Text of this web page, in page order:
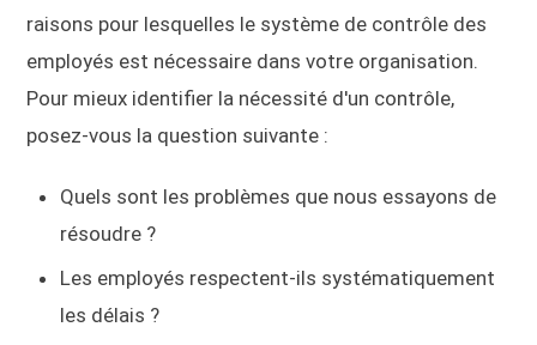
raisons pour lesquelles le système de contrôle des
employés est nécessaire dans votre organisation.
Pour mieux identifier la nécessité d'un contrôle,
posez-vous la question suivante :
Quels sont les problèmes que nous essayons de
résoudre ?
Les employés respectent-ils systématiquement
les délais ?